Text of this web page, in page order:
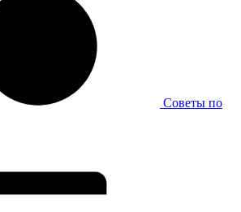
Советы по